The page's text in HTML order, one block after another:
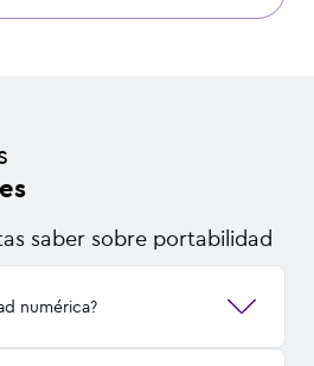
saber sobre portabilidad
numérica?